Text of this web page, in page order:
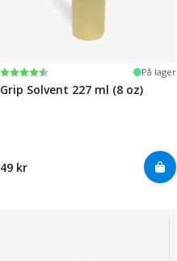
Karakter:
4.6 av 5 mulige På lager
Grip Solvent 227 ml (8 oz)
49 kr